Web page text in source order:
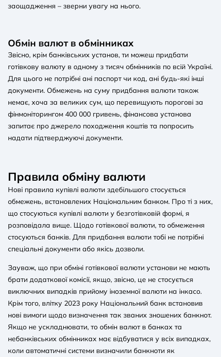
заощадження – зверни увагу на нього.
Обмін валют в обмінниках
Звісно, крім банківських установ, ти можеш придбати
готівкову валюту в одному з тисяч обмінників по всій Україні.
Для цього не потрібні ані паспорт чи код, ані будь-які інші
документи. Обмежень на суму придбання валюти також
немає, хоча за великих сум, що перевищують порогові за
фінмоніторингом 400 000 гривень, фінансова установа
запитає про джерело походження коштів та попросить
надати підтверджуючі документи.
Правила обміну валюти
Нові правила купівлі валюти здебільшого стосується
обмежень, встановлених Національним банком. Про ті з них,
що стосуються купівлі валюти у безготівковій формі, я
розповідала вище. Щодо готівкової валюти, то обмеження
стосуються банків. Для придбання валюти тобі не потрібні
спеціальні документи або якісь дозволи.
Зауваж, що при обміні готівкової валюти установи не мають
брати додаткової комісії, якщо, звісно, це не стосується
виключних випадків прийому іноземної валюти на інкасо.
Крім того, влітку 2023 року Національний банк встановив
нові вимоги щодо визначення так званих зношених банкнот.
Якщо не ускладнювати, то обмін валют в банках та
небанківських обмінниках має відбуватися у всіх випадках,
коли автоматичні системи визначили банкноти як